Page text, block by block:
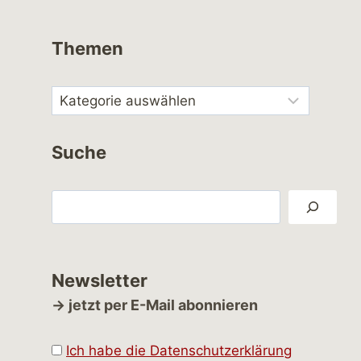
Themen
Suche
Newsletter
→ jetzt per E-Mail abonnieren
Ich habe die Datenschutzerklärung